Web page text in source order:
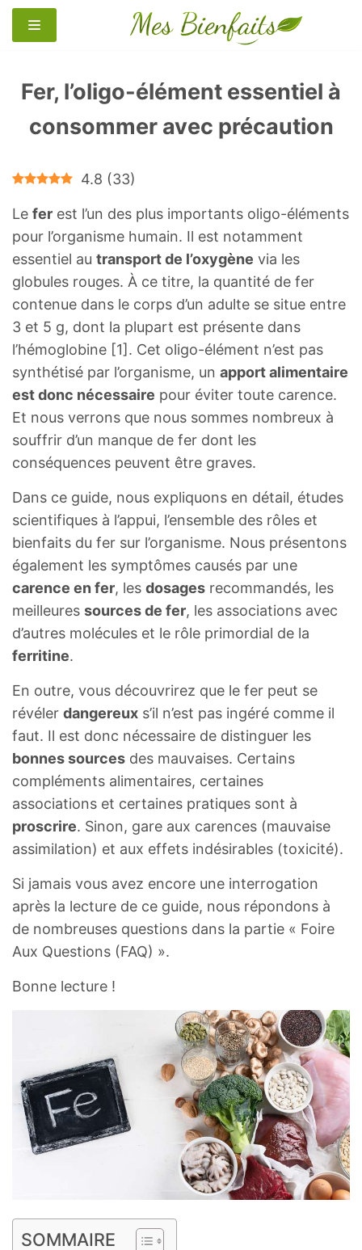
Aller
au
Fer, l’oligo-élément essentiel à
consommer avec précaution
4.8 (33)
Le fer est l’un des plus importants oligo-éléments
pour l’organisme humain. Il est notamment
essentiel au transport de l’oxygène via les
globules rouges. À ce titre, la quantité de fer
contenue dans le corps d’un adulte se situe entre
3 et 5 g, dont la plupart est présente dans
l’hémoglobine [1]. Cet oligo-élément n’est pas
synthétisé par l’organisme, un apport alimentaire
est donc nécessaire pour éviter toute carence.
Et nous verrons que nous sommes nombreux à
souffrir d’un manque de fer dont les
conséquences peuvent être graves.
Dans ce guide, nous expliquons en détail, études
scientifiques à l’appui, l’ensemble des rôles et
bienfaits du fer sur l’organisme. Nous présentons
également les symptômes causés par une
carence en fer, les dosages recommandés, les
meilleures sources de fer, les associations avec
d’autres molécules et le rôle primordial de la
ferritine.
En outre, vous découvrirez que le fer peut se
révéler dangereux s’il n’est pas ingéré comme il
faut. Il est donc nécessaire de distinguer les
bonnes sources des mauvaises. Certains
compléments alimentaires, certaines
associations et certaines pratiques sont à
proscrire. Sinon, gare aux carences (mauvaise
assimilation) et aux effets indésirables (toxicité).
Si jamais vous avez encore une interrogation
après la lecture de ce guide, nous répondons à
de nombreuses questions dans la partie « Foire
Aux Questions (FAQ) ».
Bonne lecture !
SOMMAIRE